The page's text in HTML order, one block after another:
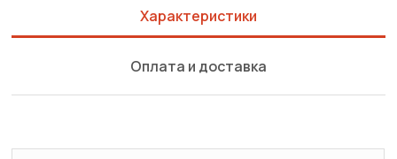
Характеристики
Оплата и доставка